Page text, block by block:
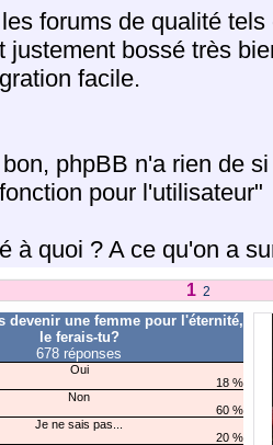
forums de qualité
justement bossé très
facile.
phpBB n'a rien de
pour l'utilisateur"
à quoi ? A ce qu'on a
1 2
devenir une femme pour l'éternité,
le ferais-tu?
678 réponses
Oui
18 %
Non
60 %
Je ne sais pas...
20 %